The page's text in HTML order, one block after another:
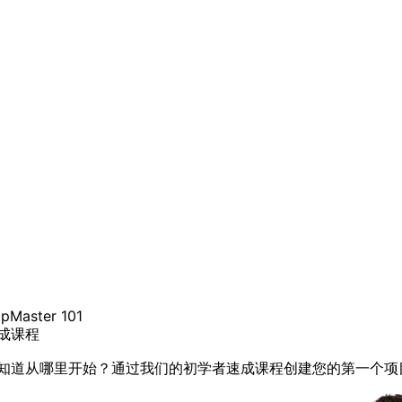
101
课程
道从哪里开始？通过我们的初学者速成课程创建您的第一个项